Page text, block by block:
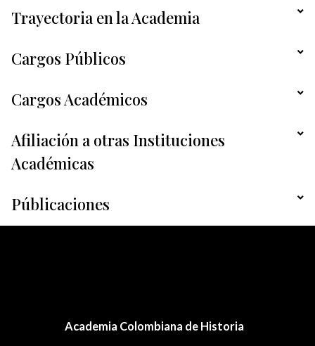
Trayectoria en la Academia
Cargos Públicos
Cargos Académicos
Afiliación a otras Instituciones
Académicas
Públicaciones
Academia Colombiana de Historia